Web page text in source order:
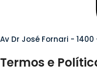
Av Dr José Fornari - 1400
Termos e